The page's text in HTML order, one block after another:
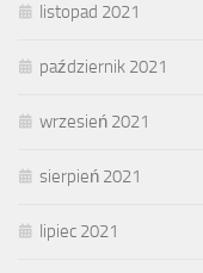
listopad 2021
październik 2021
wrzesień 2021
sierpień 2021
lipiec 2021